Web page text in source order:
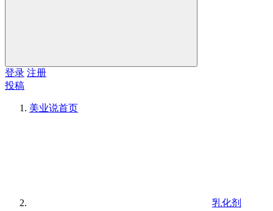
登录 注册
投稿
美业说首页
乳化剂